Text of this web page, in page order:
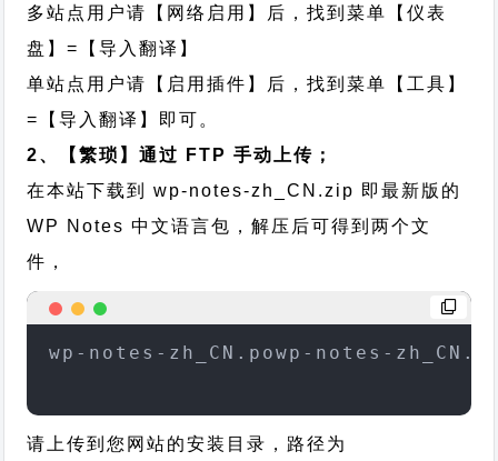
多站点用户请【网络启用】后，找到菜单【仪表
盘】=【导入翻译】
单站点用户请【启用插件】后，找到菜单【工具】
=【导入翻译】即可。
2、【繁琐】通过 FTP 手动上传；
在本站下载到wp-notes-zh_CN.zip 即最新版的
WP Notes 中文语言包，解压后可得到两个文
件，
wp-notes-zh_CN.powp-notes-
请上传到您网站的安装目录，路径为